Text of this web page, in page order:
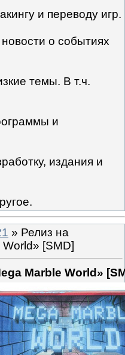
и переводу игр.
о событиях
темы. В т.ч.
и
издания и
» Релиз на
[SMD]
Marble World»